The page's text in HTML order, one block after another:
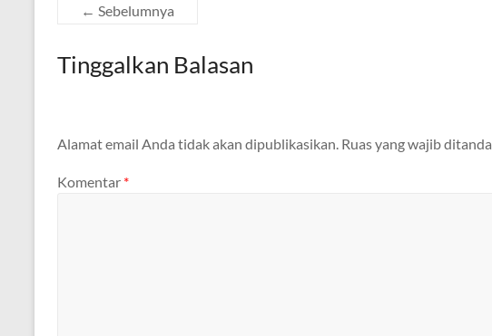
← Sebelumnya
Tinggalkan Balasan
Alamat email Anda tidak akan dipublikasikan. Ruas yang wajib
Komentar *